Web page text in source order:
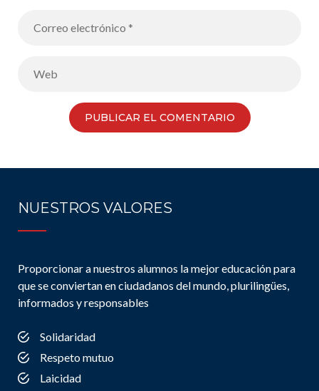
NUESTROS VALORES
Proporcionar a nuestros alumnos la mejor educación para
que se conviertan en ciudadanos del mundo, plurilingües,
informados y responsables
Solidaridad
Respeto mutuo
Laicidad